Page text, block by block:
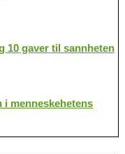
10 gaver til sannheten
menneskehetens